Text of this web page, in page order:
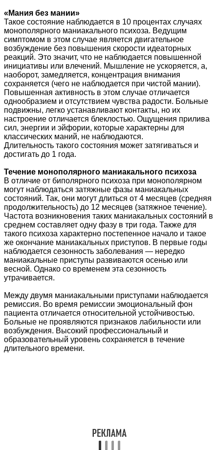
«Мания без мании»
Такое состояние наблюдается в 10 процентах случаях
монополярного маниакального психоза. Ведущим
симптомом в этом случае является двигательное
возбуждение без повышения скорости идеаторных
реакций. Это значит, что не наблюдается повышенной
инициативы или влечений. Мышление не ускоряется, а,
наоборот, замедляется, концентрация внимания
сохраняется (чего не наблюдается при чистой мании).
Повышенная активность в этом случае отличается
однообразием и отсутствием чувства радости. Больные
подвижны, легко устанавливают контакты, но их
настроение отличается блеклостью. Ощущения прилива
сил, энергии и эйфории, которые характерны для
классических маний, не наблюдаются.
Длительность такого состояния может затягиваться и
достигать до 1 года.
Течение монополярного маниакального психоза
В отличие от биполярного психоза при монополярном
могут наблюдаться затяжные фазы маниакальных
состояний. Так, они могут длиться от 4 месяцев (средняя
продолжительность) до 12 месяцев (затяжное течение).
Частота возникновения таких маниакальных состояний в
среднем составляет одну фазу в три года. Также для
такого психоза характерно постепенное начало и такое
же окончание маниакальных приступов. В первые годы
наблюдается сезонность заболевания — нередко
маниакальные приступы развиваются осенью или
весной. Однако со временем эта сезонность
утрачивается.
Между двумя маниакальными приступами наблюдается
ремиссия. Во время ремиссии эмоциональный фон
пациента отличается относительной устойчивостью.
Больные не проявляются признаков лабильности или
возбуждения. Высокий профессиональный и
образовательный уровень сохраняется в течение
длительного времени.